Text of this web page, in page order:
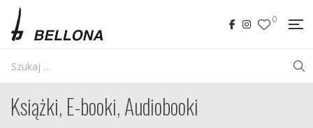
0
Książki, E-booki, Audiobooki